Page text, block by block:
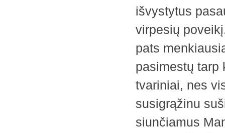
išvystytus
virpesių
pats
pasimestų tarp
tvariniai, nes
susigrąžinu
siunčiamus